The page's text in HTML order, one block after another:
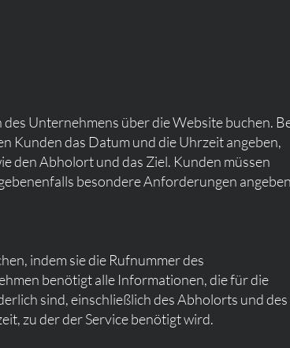
Unternehmens über die Website buchen.
Kunden das Datum und die Uhrzeit angeben,
den Abholort und das Ziel. Kunden müssen
besondere Anforderungen
indem sie die Rufnummer des
benötigt alle Informationen, die für die
sind, einschließlich des Abholorts und des
zu der der Service benötigt wird.